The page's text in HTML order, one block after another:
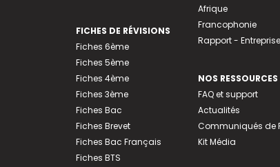
FICHES DE RÉVISIONS
Fiches 6ème
Fiches 5ème
Fiches 4ème
Fiches 3ème
Fiches Bac
Fiches Brevet
Fiches Bac Français
Fiches BTS
Afrique
Francophonie
Rapport -
NOS RESSOURCES
FAQ et support
Actualités
Communiqués de
Kit Média